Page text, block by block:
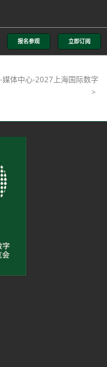
报名参观 立即订阅
体中心-2027上海国际数字